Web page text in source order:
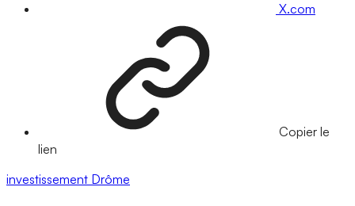
X.com
Copier le
lien
investissement Drôme